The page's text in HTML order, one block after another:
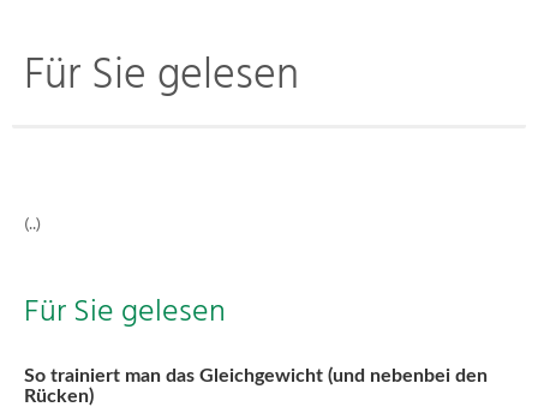
Für Sie gelesen
(..)
Für Sie gelesen
So trainiert man das Gleichgewicht (und nebenbei den
Rücken)